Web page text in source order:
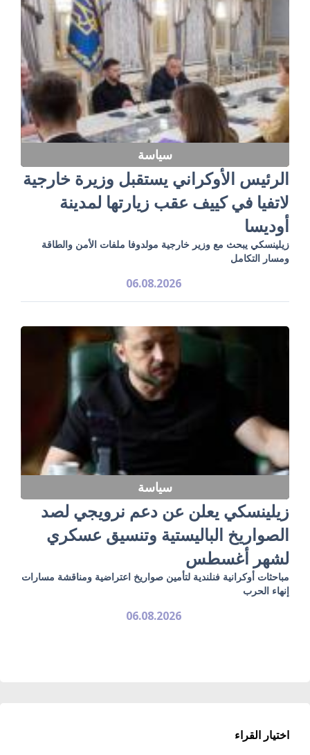
سياسة
الرئيس الأوكراني يستقبل وزيرة خارجية
لاتفيا في كييف عقب زيارتها لمدينة
أوديسا
زيلينسكي يبحث مع وزير خارجية مولدوفا ملفات الأمن والطاقة
ومسار التكامل
06.08.2026
سياسة
زيلينسكي يعلن عن دعم نرويجي لصد
الصواريخ الباليستية وتنسيق عسكري
لشهر أغسطس
مباحثات أوكرانية فنلندية لتأمين صواريخ اعتراضية ومناقشة مسارات
إنهاء الحرب
06.08.2026
اختيار القراء